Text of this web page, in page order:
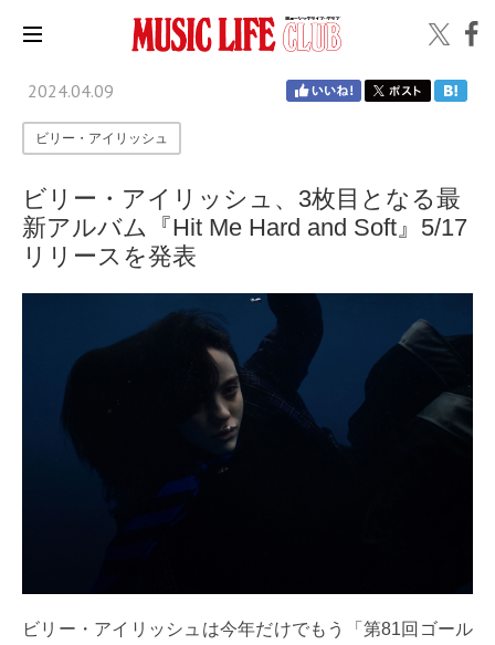
2024.04.09
ビリー・アイリッシュ
ビリー・アイリッシュ、3枚目となる最
新アルバム『Hit Me Hard and Soft』5/17
リリースを発表
ビリー・アイリッシュは今年だけでもう「第81回ゴール